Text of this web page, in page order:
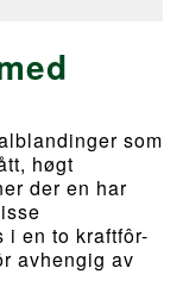
som
høgt
der en har
i en to kraftfôr-
avhengig av